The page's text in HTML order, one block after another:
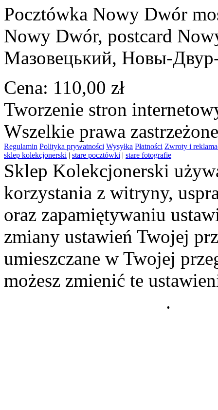
Pocztówka Nowy Dwór
Nowy Dwór, postcard
Мазовецький, Новы-
Cena: 110,00 zł
Tworzenie stron
Wszelkie prawa
Regulamin Polityka prywatności Wysyłka Płatności Zwroty i
sklep kolekcjonerski | stare pocztówki | stare fotografie
Sklep Kolekcjonerski
korzystania z witryny,
oraz zapamiętywaniu
zmiany ustawień Twojej
umieszczane w Twojej
możesz zmienić te
.